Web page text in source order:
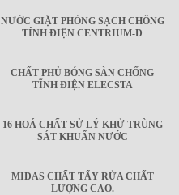
NƯỚC GIẶT PHÒNG SẠCH CHỐNG
TÍNH ĐIỆN CENTRIUM-D
CHẤT PHỦ BÓNG SÀN CHỐNG
TĨNH ĐIỆN ELECSTA
16 HOÁ CHẤT SỬ LÝ KHỬ TRÙNG
SÁT KHUẨN NƯỚC
MIDAS CHẤT TẨY RỬA CHẤT
LƯỢNG CAO.